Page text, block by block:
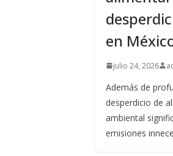
en
julio 24, 2026
Además de
desperdicio de
ambiental
emisiones